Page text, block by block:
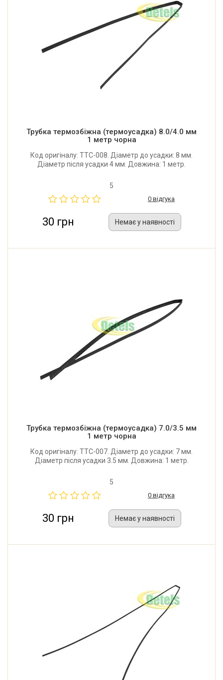
Трубка термозбіжна (термоусадка) 8.0/4.0 мм
1 метр чорна
Код оригіналу: TTC-008. Діаметр до усадки: 8 мм.
Діаметр після усадки 4 мм. Довжина: 1 метр.
5
0 відгука
30 грн Немає у наявності
Трубка термозбіжна (термоусадка) 7.0/3.5 мм
1 метр чорна
Код оригіналу: TTC-007. Діаметр до усадки: 7 мм.
Діаметр після усадки 3.5 мм. Довжина: 1 метр.
5
0 відгука
30 грн Немає у наявності